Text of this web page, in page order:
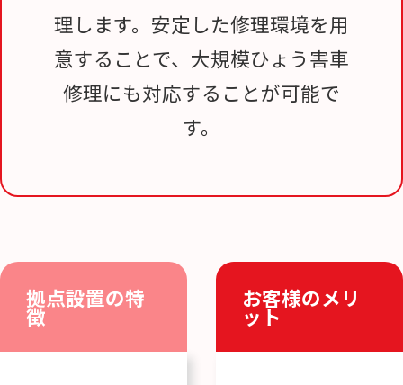
理します。安定した修理環境を用
意することで、大規模ひょう害車
修理にも対応することが可能で
す。
拠点設置の特
徴
お客様のメリ
ット